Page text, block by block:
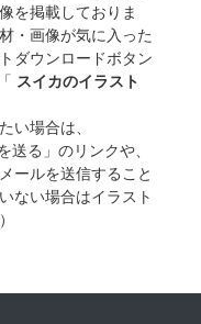
を掲載しておりま
・画像が気に入った
ダウンロードボタン
スイカのイラスト
い場合は、
送る」のリンクや、
ールを送信すること
ない場合はイラスト